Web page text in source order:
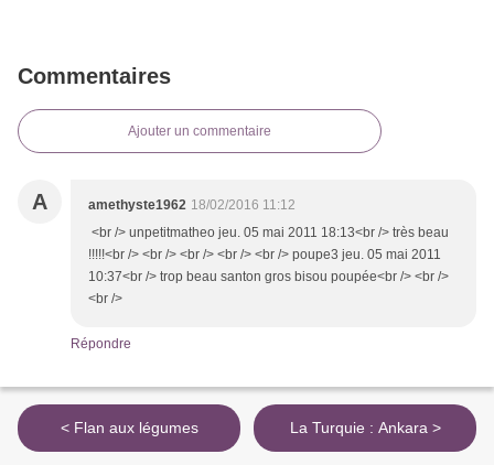
Commentaires
Ajouter un commentaire
A amethyste1962 18/02/2016 11:12
<br /> unpetitmatheo jeu. 05 mai 2011 18:13<br /> très beau
!!!!!<br /> <br /> <br /> <br /> <br /> poupe3 jeu. 05 mai 2011
10:37<br /> trop beau santon gros bisou poupée<br /> <br />
<br />
Répondre
< Flan aux légumes La Turquie : Ankara >